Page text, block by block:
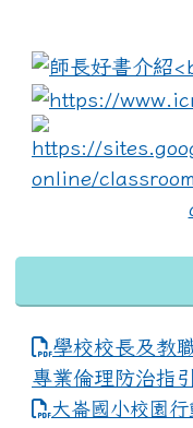
學校校長及教
專業倫理防治指引
大崙國小校園